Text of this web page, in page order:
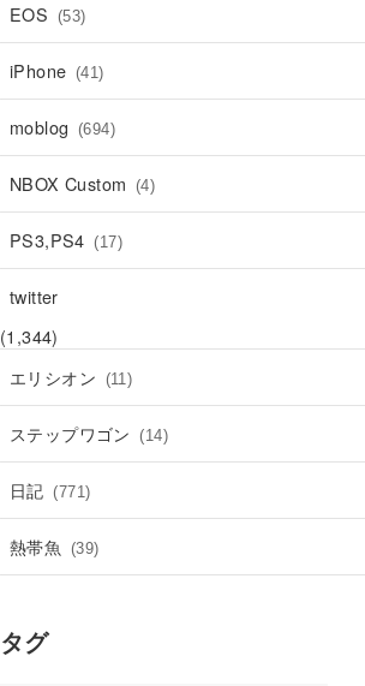
EOS (53)
iPhone (41)
moblog (694)
NBOX Custom (4)
PS3,PS4 (17)
twitter
(1,344)
エリシオン (11)
ステップワゴン (14)
日記 (771)
熱帯魚 (39)
タグ